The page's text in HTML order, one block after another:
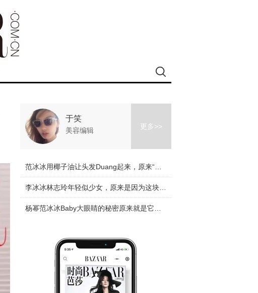
于笑
美容编辑 更多>>